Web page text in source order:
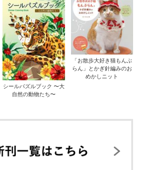
シールパズルブック 〜大
自然の動物たち〜
「お散歩大好き猫もんぶ
らん」とかぎ針編みのお
めかしニット